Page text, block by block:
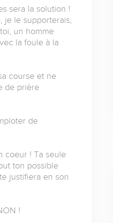
sera la solution !
je le supporterais;
un homme
la foule à la
course et ne
de prière
de
coeur ! Ta seule
ton possible
justifiera en son
!